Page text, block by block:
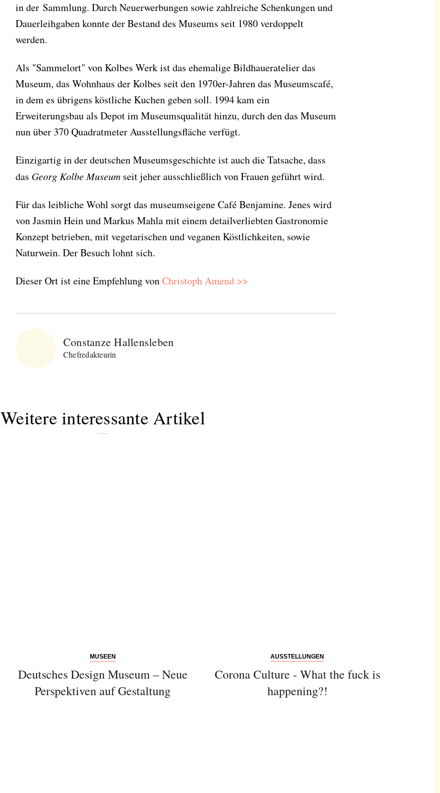
in der Sammlung. Durch Neuerwerbungen sowie zahlreiche Schenkungen und
Dauerleihgaben konnte der Bestand des Museums seit 1980 verdoppelt
werden.
Als "Sammelort" von Kolbes Werk ist das ehemalige Bildhaueratelier das
Museum, das Wohnhaus der Kolbes seit den 1970er-Jahren das Museumscafé,
in dem es übrigens köstliche Kuchen geben soll. 1994 kam ein
Erweiterungsbau als Depot im Museumsqualität hinzu, durch den das Museum
nun über 370 Quadratmeter Ausstellungsfläche verfügt.
Einzigartig in der deutschen Museumsgeschichte ist auch die Tatsache, dass
das Georg Kolbe Museum seit jeher ausschließlich von Frauen geführt wird.
Für das leibliche Wohl sorgt das museumseigene Café Benjamine. Jenes wird
von Jasmin Hein und Markus Mahla mit einem detailverliebten Gastronomie
Konzept betrieben, mit vegetarischen und veganen Köstlichkeiten, sowie
Naturwein. Der Besuch lohnt sich.
Dieser Ort ist eine Empfehlung vonChristoph Amend >>
Constanze Hallensleben
Chefredakteurin
Weitere interessante Artikel
MUSEEN
Deutsches Design Museum – Neue
Perspektiven auf Gestaltung
AUSSTELLUNGEN
Corona Culture - What the fuck is
happening?!